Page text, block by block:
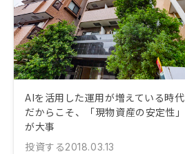
AIを活用した運用が増えている時代
だからこそ、「現物資産の安定性」
が大事
投資する2018.03.13